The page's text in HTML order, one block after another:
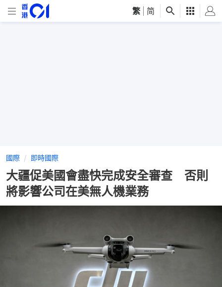
繁 简
國際 即時國際
大疆促美國會盡快完成安全審查 否則
將影響公司在美無人機業務